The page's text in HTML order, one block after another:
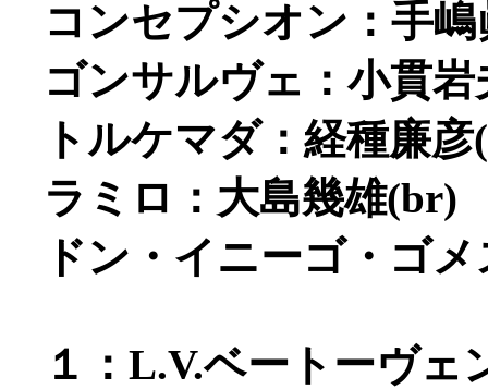
コンセプシオン：手嶋
ゴンサルヴェ：小貫岩
トルケマダ：経種廉彦
ラミロ：大島幾雄(br)
ドン・イニーゴ・ゴ
１：L.V.ベートーヴェ